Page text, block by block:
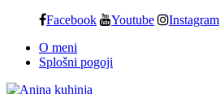
content
Facebook Youtube Instagram
O meni
Splošni pogoji